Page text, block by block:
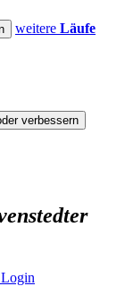
weitere Läufe
verbessern